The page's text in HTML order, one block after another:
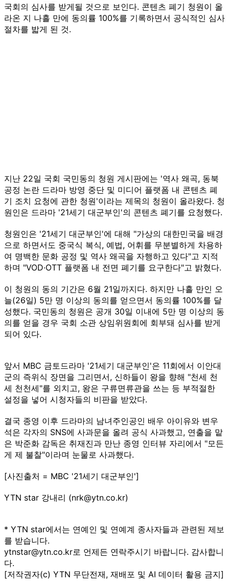
국회의 심사를 받게될 것으로 보인다. 콘텐츠 폐기 청원이 올
라온 지 나흘 만에 동의률 100%를 기록하면서 공식적인 심사
절차를 밟게 된 것.
지난 22일 국회 국민동의 청원 게시판에는 '역사 왜곡, 동북
공정 논란 드라마 방영 중단 및 미디어 플랫폼 내 콘텐츠 폐
기 조치 요청에 관한 청원'이라는 제목의 청원이 올라왔다. 청
원인은 드라마 '21세기 대군부인'의 콘텐츠 폐기를 요청했다.
청원인은 '21세기 대군부인'에 대해 "가상의 대한민국을 배경
으로 하면서도 중국식 복식, 예법, 어휘를 무분별하게 차용하
여 명백한 문화 공정 및 역사 왜곡을 자행하고 있다"고 지적
하며 "VOD·OTT 플랫폼 내 전면 폐기를 요구한다"고 밝혔다.
이 청원의 동의 기간은 6월 21일까지다. 하지만 나흘 만인 오
늘(26일) 5만 명 이상의 동의를 얻으면서 동의률 100%를 달
성했다. 국민동의 청원은 공개 30일 이내에 5만 명 이상의 동
의를 얻을 경우 국회 소관 상임위원회에 회부돼 심사를 받게
되어 있다.
앞서 MBC 금토드라마 '21세기 대군부인'은 11회에서 이안대
군의 즉위식 장면을 그리면서, 신하들이 왕을 향해 "천세 천
세 천천세"를 외치고, 왕은 구류면류관을 쓰는 등 부적절한
설정을 넣어 시청자들의 비판을 받았다.
결국 종영 이후 드라마의 남녀주인공인 배우 아이유와 변우
석은 각자의 SNS에 사과문을 올려 공식 사과했고, 연출을 맡
은 박준화 감독은 취재진과 만난 종영 인터뷰 자리에서 "모든
게 제 불찰"이라며 눈물로 사과했다.
[사진출처 = MBC '21세기 대군부인']
YTN star 강내리 (nrk@ytn.co.kr)
* YTN star에서는 연예인 및 연예계 종사자들과 관련된 제보
를 받습니다.
ytnstar@ytn.co.kr로 언제든 연락주시기 바랍니다. 감사합니
다.
[저작권자(c) YTN 무단전재, 재배포 및 AI 데이터 활용 금지]